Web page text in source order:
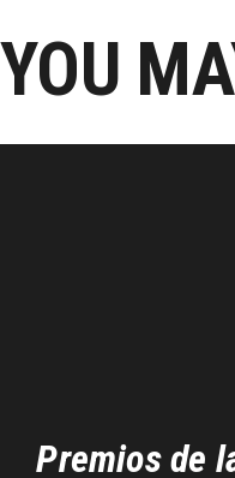
YOU
Premios de